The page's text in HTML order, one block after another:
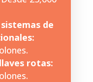
de
rotas: